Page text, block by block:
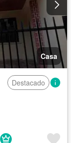
Casa
Destacado